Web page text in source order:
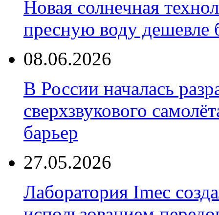
Новая солнечная
пресную воду дешевле
08.06.2026
В России началась
сверхзвукового
барьер
27.05.2026
Лаборатория Imec